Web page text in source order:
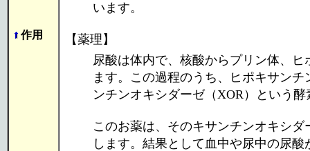
作用
います。
【薬理】
尿酸は体内で、核酸からプリン体、
ます。この過程のうち、ヒポキサン
ンチンオキシダーゼ（XOR）という
このお薬は、そのキサンチンオキシ
します。結果として血中や尿中の尿